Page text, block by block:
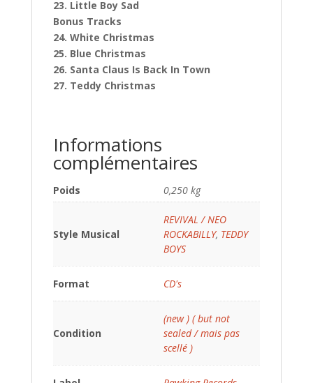
23. Little Boy Sad
Bonus Tracks
24. White Christmas
25. Blue Christmas
26. Santa Claus Is Back In Town
27. Teddy Christmas
Informations
complémentaires
Poids 0,250 kg
Style Musical
REVIVAL / NEO
ROCKABILLY, TEDDY
BOYS
Format CD's
Condition
(new ) ( but not
sealed / mais pas
scellé )